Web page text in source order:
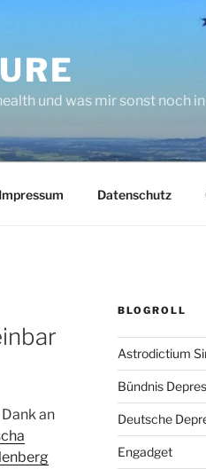
und was mir sonst noch
Impressum Datenschutz
an
BLOGROLL
Astrodictium
Bündnis
Deutsche
Engadget